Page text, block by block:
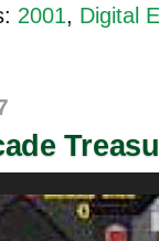
2001, Digital